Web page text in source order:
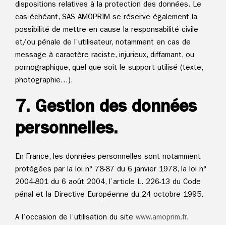
dispositions relatives à la protection des données. Le
cas échéant, SAS AMOPRIM se réserve également la
possibilité de mettre en cause la responsabilité civile
et/ou pénale de l’utilisateur, notamment en cas de
message à caractère raciste, injurieux, diffamant, ou
pornographique, quel que soit le support utilisé (texte,
photographie…).
7. Gestion des données
personnelles.
En France, les données personnelles sont notamment
protégées par la loi n° 78-87 du 6 janvier 1978, la loi n°
2004-801 du 6 août 2004, l’article L. 226-13 du Code
pénal et la Directive Européenne du 24 octobre 1995.
A l’occasion de l’utilisation du site www.amoprim.fr,